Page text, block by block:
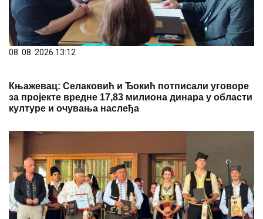
08. 08. 2026 13:12
Књажевац: Селаковић и Ђокић потписали уговоре
за пројекте вредне 17,83 милиона динара у области
културе и очувања наслеђа